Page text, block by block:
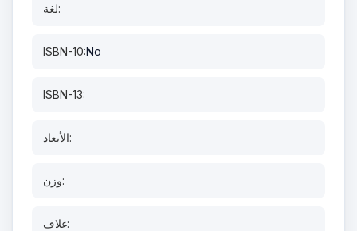
لغة:
ISBN-10:No
ISBN-13:
الأبعاد:
وزن:
غلاف: